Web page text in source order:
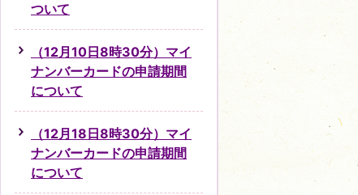
ついて
（12月10日8時30分）マイ
ナンバーカードの申請期間
について
（12月18日8時30分）マイ
ナンバーカードの申請期間
について